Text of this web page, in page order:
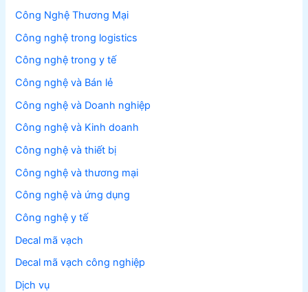
Công Nghệ Thương Mại
Công nghệ trong logistics
Công nghệ trong y tế
Công nghệ và Bán lẻ
Công nghệ và Doanh nghiệp
Công nghệ và Kinh doanh
Công nghệ và thiết bị
Công nghệ và thương mại
Công nghệ và ứng dụng
Công nghệ y tế
Decal mã vạch
Decal mã vạch công nghiệp
Dịch vụ